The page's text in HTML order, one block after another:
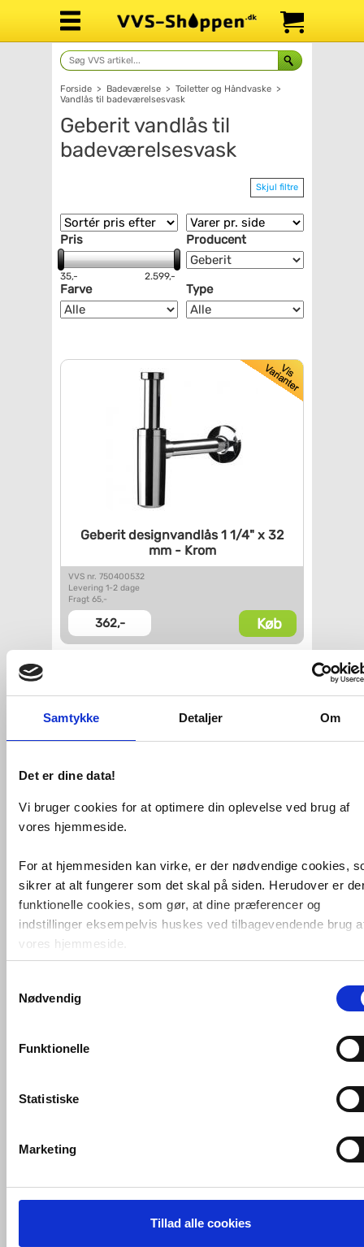
Samtykke Detaljer Om
Det er dine data!
Vi bruger cookies for at optimere din oplevelse ved brug af
vores hjemmeside.
For at hjemmesiden kan virke, er der nødvendige cookies,
sikrer at alt fungerer som det skal på siden. Herudover er
funktionelle cookies, som gør, at dine præferencer og
indstillinger eksempelvis huskes ved tilbagevendende brug
vores hjemmeside.
Foruden nødvendige og funktionelle cookies er der
cookies. Disse bruger vi bl.a. til at måle trafik, omsætning,
marketingcookies, som vi bruger til at målrette vores
markedsføring med henblik på annonceindhold, som giver
cookies. Ved at klikke 'Vis detaljer' nedenfor kan du se
tredjeparts cookies, som vores hjemmeside benytter.
Hvis du accepterer alle cookies, så giver du samtykke til de
ovenfor nævnte formål med de pågældende cookies. Du har
Nødvendig
Funktionelle
Statistiske
Marketing
Tillad alle cookies
Forside > Badeværelse > Toiletter og Håndvaske >
Vandlås til badeværelsesvask
Geberit vandlås til
badeværelsesvask
Skjul filtre
Pris
35,- 2.599,-
Producent
Farve Type
Geberit designvandlås 1 1/4" x 32
mm - Krom
VVS nr. 750400532
Levering 1-2 dage
Fragt 65,-
362,- Køb
Geberit pungvandlås- 32mm
Levering 1-2 dage
215,- Køb
Geberit pungvandlås 5/4" og 40
VVS nr. 750400040
Levering 1-2 dage